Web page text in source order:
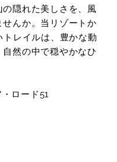
隠れた美しさを、風
んか。当リゾートか
レイルは、豊かな動
然の中で穏やかなひ
ロード51